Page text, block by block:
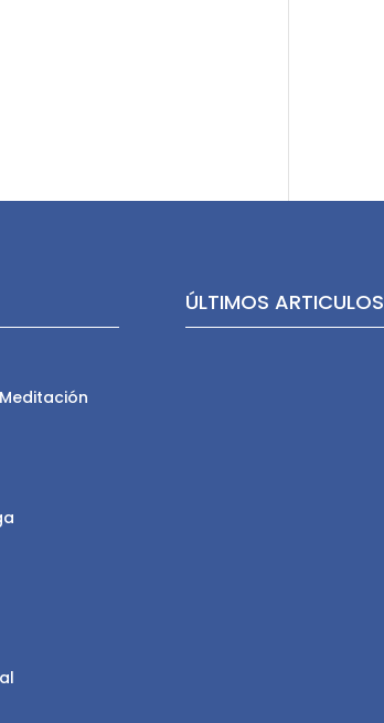
ÚLTIMOS ARTICULOS